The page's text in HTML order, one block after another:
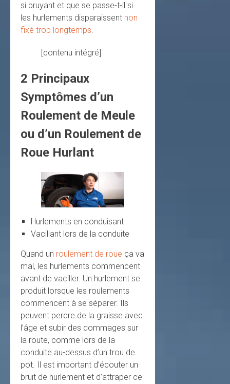
si bruyant et que se passe-t-il si
les hurlements disparaissent non
fixé trop longtemps.
[contenu intégré]
2 Principaux
Symptômes d’un
Roulement de Meule
ou d’un Roulement de
Roue Hurlant
Hurlements en conduisant
Vacillant lors de la conduite
Quand un roulement de roue ça va
mal, les hurlements commencent
avant de vaciller. Un hurlement se
produit lorsque les roulements
commencent à se séparer. Ils
peuvent perdre de la graisse avec
l’âge et subir des dommages sur
la route, comme lors de la
conduite au-dessus d’un trou de
pot. Il est important d’écouter un
bruit de hurlement et d’attraper ce